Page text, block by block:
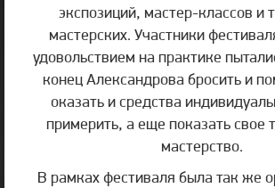
экспозиций, мастер-классов и
мастерских. Участники
удовольствием на практике
конец Александрова бросить и
оказать и средства
примерить, а еще показать свое
мастерство.
В рамках фестиваля была так же